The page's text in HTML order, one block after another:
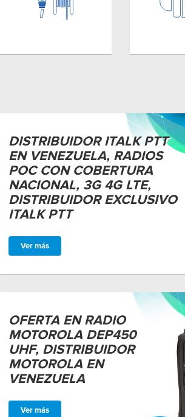
DISTRIBUIDOR ITALK PTT
EN VENEZUELA, RADIOS
POC CON COBERTURA
NACIONAL, 3G 4G LTE,
DISTRIBUIDOR EXCLUSIVO
ITALK PTT
Ver más
OFERTA EN RADIO
MOTOROLA DEP450
UHF, DISTRIBUIDOR
MOTOROLA EN
VENEZUELA
Ver más